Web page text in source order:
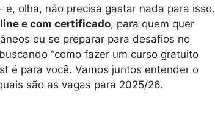
olha, não precisa gastar nada para isso.
e com certificado, para quem quer
ou se preparar para desafios no
“como fazer um curso gratuito
é para você. Vamos juntos entender o
são as vagas para 2025/26.